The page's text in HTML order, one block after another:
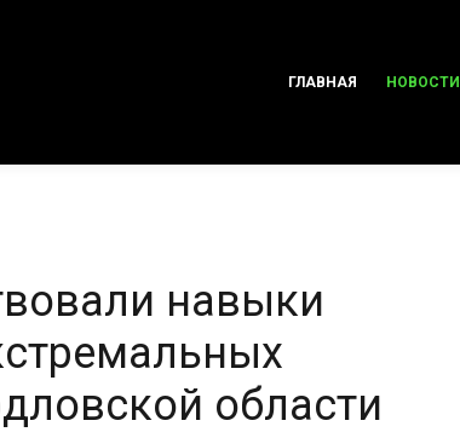
ГЛАВНАЯ НОВОСТИ
навыки
области